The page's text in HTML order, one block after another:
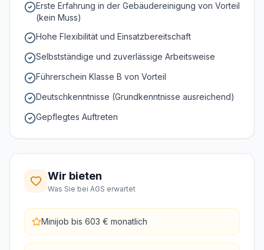
Erste Erfahrung in der Gebäudereinigung von Vorteil
(kein Muss)
Hohe Flexibilität und Einsatzbereitschaft
Selbstständige und zuverlässige Arbeitsweise
Führerschein Klasse B von Vorteil
Deutschkenntnisse (Grundkenntnisse ausreichend)
Gepflegtes Auftreten
Wir bieten
Was Sie bei AGS erwartet
Minijob bis 603 € monatlich